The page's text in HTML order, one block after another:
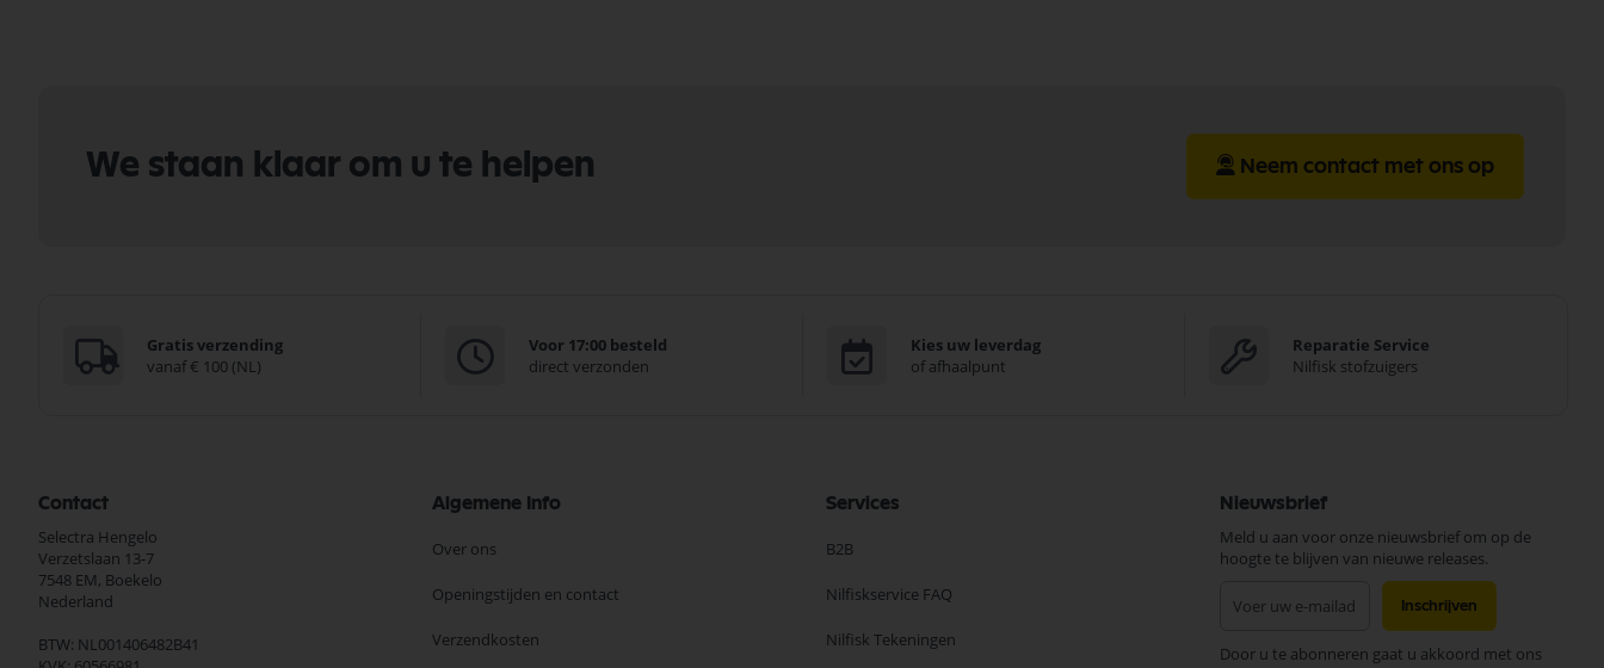
We staan klaar om u te helpen Neem contact met ons op
Gratis verzending
vanaf € 100 (NL)
Voor 17:00 besteld
direct verzonden
Kies uw leverdag
of afhaalpunt
Reparatie Service
Nilfisk stofzuigers
Contact
Selectra Hengelo
Verzetslaan 13-7
7548 EM, Boekelo
Nederland
BTW: NL001406482B41
Algemene Info
Over ons
Openingstijden en contact
Verzendkosten
Services
B2B
Nilfiskservice FAQ
Nilfisk Tekeningen
Nieuwsbrief
Meld u aan voor onze nieuwsbrief om op de
hoogte te blijven van nieuwe releases.
onze
Inschrijven
Door u te abonneren gaat u akkoord met ons